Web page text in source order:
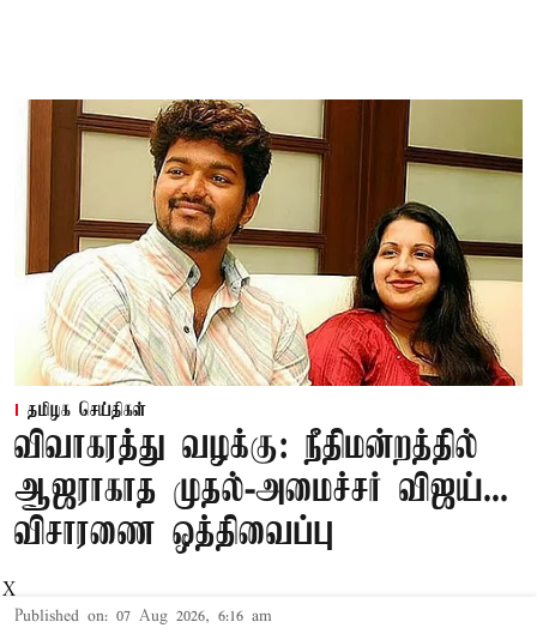
தமிழக செய்திகள்
விவாகரத்து வழக்கு: நீதிமன்றத்தில்
ஆஜராகாத முதல்-அமைச்சர் விஜய்...
விசாரணை ஒத்திவைப்பு
Published on: 07 Aug 2026, 6:16 am
X